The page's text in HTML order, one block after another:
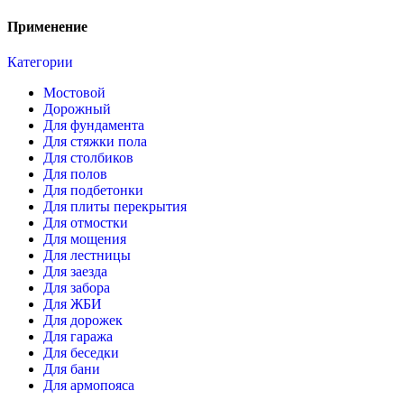
Применение
Категории
Мостовой
Дорожный
Для фундамента
Для стяжки пола
Для столбиков
Для полов
Для подбетонки
Для плиты перекрытия
Для отмостки
Для мощения
Для лестницы
Для заезда
Для забора
Для ЖБИ
Для дорожек
Для гаража
Для беседки
Для бани
Для армопояса